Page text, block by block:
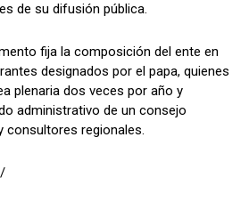
de su difusión pública.
fija la composición del ente en
designados por el papa, quienes
plenaria dos veces por año y
administrativo de un consejo
consultores regionales.